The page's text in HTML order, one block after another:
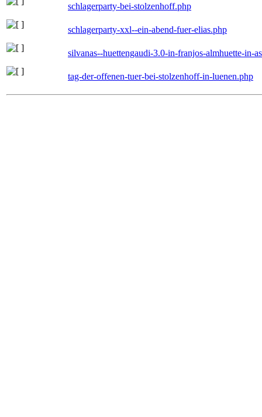
schlagerparty-bei-stolzenhoff.php
schlagerparty-xxl--ein-abend-fuer-elias.php
silvanas--huettengaudi-3.0-in-franjos-almhuette-in-
tag-der-offenen-tuer-bei-stolzenhoff-in-luenen.php